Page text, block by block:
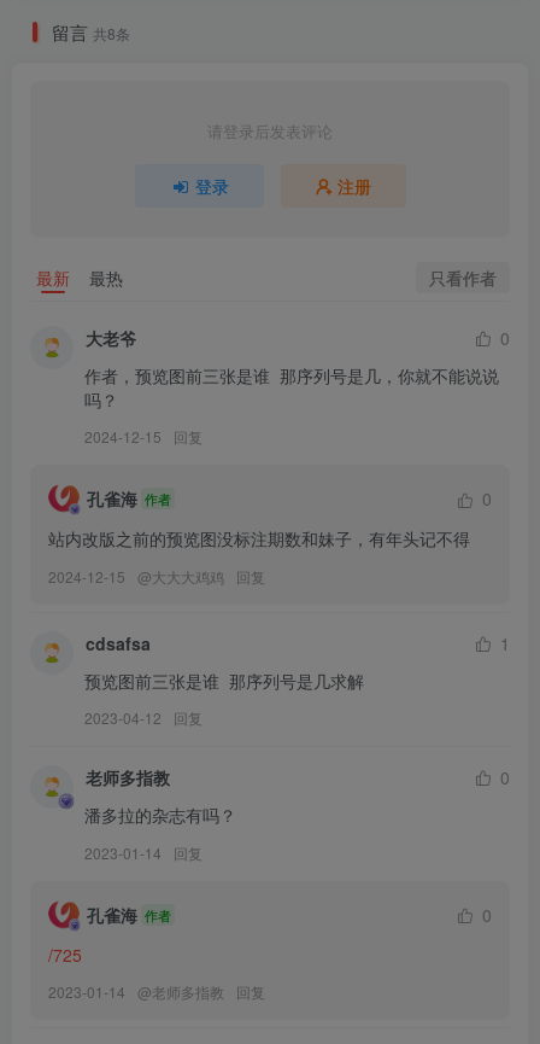
[PDL潘多拉] 2019.08.07 NO.436
[PDL潘多拉] 2019.07.21 NO.431
[PDL潘多拉] 2019.07.14 NO.428
[PDL潘多拉] 2019.07.10 NO.426
[PDL潘多拉] 2019.07.08 NO.425
[PDL潘多拉] 2019.07.06 NO.424
[PDL潘多拉] 2019.07.04 NO.423
[PDL潘多拉] 2019.06.28 NO.420
[PDL潘多拉] 2019.06.21 NO.416
[PDL潘多拉] 2019.06.17 NO.414
[PDL潘多拉] 2019.06.13 NO.413
[PDL潘多拉] 2019.06.11 NO.412
[PDL潘多拉] 2019.06.09 NO.410
[PDL潘多拉] 2019.06.07 NO.409
[PDL潘多拉] 2019.05.31 NO.406
[PDL潘多拉] 2019.05.28 NO.405
[PDL潘多拉] 2019.05.24 NO.404
[PDL潘多拉] 2019.05.18 NO.403
留言 共8条
请登录后发表评论
登录 注册
最新 最热 只看作者
大老爷
0
作者，预览图前三张是谁  那序列号是几，你就不能说说
吗？
2024-12-15 回复
孔雀海 作者
0
站内改版之前的预览图没标注期数和妹子，有年头记不得
2024-12-15 @大大大鸡鸡 回复
cdsafsa
1
预览图前三张是谁  那序列号是几求解
2023-04-12 回复
老师多指教
0
潘多拉的杂志有吗？
2023-01-14 回复
孔雀海 作者
0
/725
2023-01-14 @老师多指教 回复